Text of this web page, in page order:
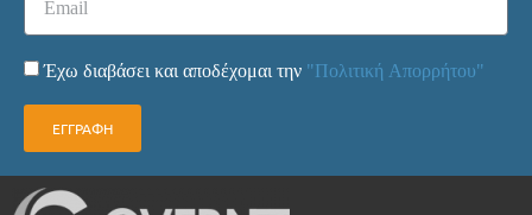
Έχω διαβάσει και αποδέχομαι την "Πολιτική Απορρήτου"
ΕΓΓΡΑΦΗ